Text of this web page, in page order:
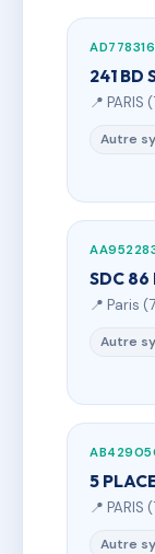
241
📍
Autre
SDC 86
📍 Paris
Autre
5
📍
Autre